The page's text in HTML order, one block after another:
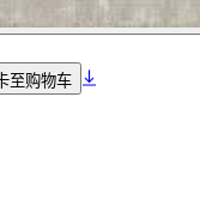
至购物车